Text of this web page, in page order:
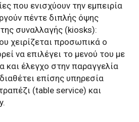
που ενισχύουν την εμπειρία
πέντε διπλής όψης
συναλλαγής (kiosks):
χειρίζεται προσωπικά ο
να επιλέγει το μενού του με
και έλεγχο στην παραγγελία
επίσης υπηρεσία
(table service) και